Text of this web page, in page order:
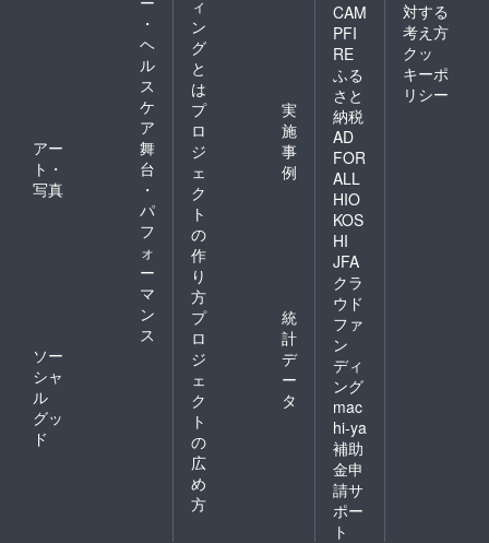
・
ヘ
ル
ス
ケ
ア
アー
ト・
写真
舞
台
・
パ
フ
ォ
ー
マ
ン
ス
ソー
シャ
ル
グッ
ド
ィ
ン
グ
と
は
プ
ロ
ジ
ェ
ク
ト
の
作
り
方
実
施
事
例
プ
ロ
ジ
ェ
ク
ト
の
広
め
方
統
計
デ
ー
タ
CAM
PFI
RE
ふる
さと
納税
AD
FOR
ALL
HIO
KOS
HI
JFA
クラ
ウド
ファ
ン
ディ
ング
mac
hi-ya
補助
金申
請サ
ポー
ト
対する
考え方
クッ
キーポ
リシー